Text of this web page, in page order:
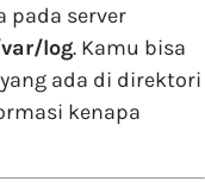
pada server
log. Kamu bisa
ada di direktori
kenapa